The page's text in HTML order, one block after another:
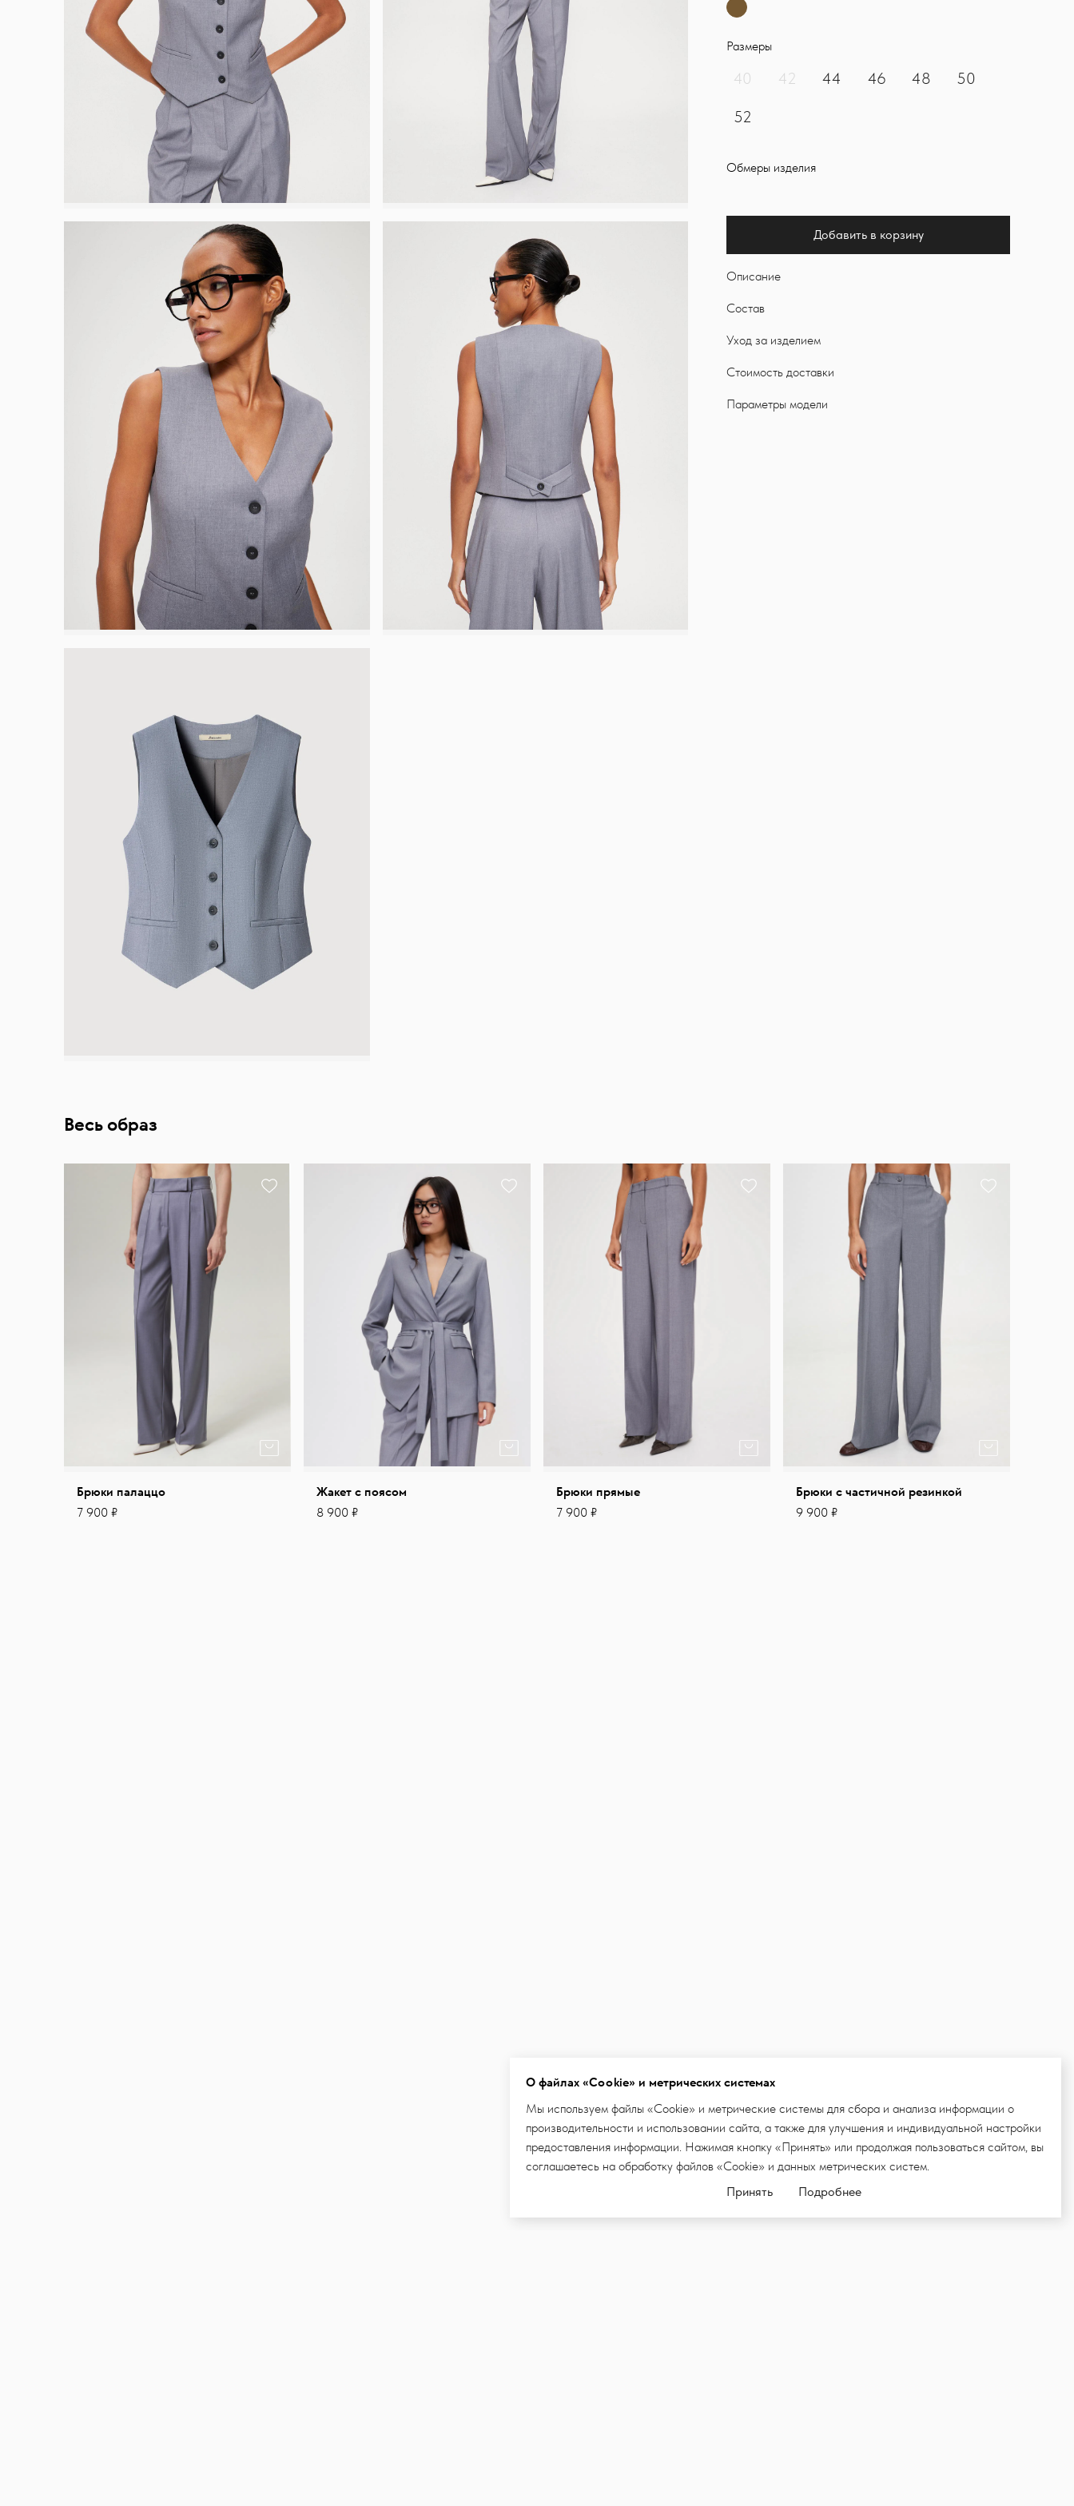
Размеры
40 42 44 46 48
50
52
Обмеры изделия
Добавить в корзину
Описание
Состав
Уход за изделием
Стоимость доставки
Параметры модели
Весь образ
Брюки палаццо
7 900 ₽
Жакет с поясом
8 900 ₽
Брюки прямые
7 900 ₽
Брюки с частичной резинкой
9 900 ₽
О файлах «Cookie» и метрических системах
Мы используем файлы «Cookie» и метрические системы для сбора и анализа информации о
производительности и использовании сайта, а также для улучшения и индивидуальной настройки
предоставления информации. Нажимая кнопку «Принять» или продолжая пользоваться сайтом, вы
соглашаетесь на обработку файлов «Cookie» и данных метрических систем.
Принять
Подробнее